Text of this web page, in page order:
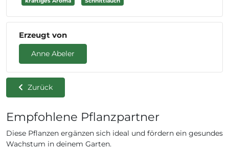
Erzeugt von
Anne Abeler
Zurück
Empfohlene Pflanzpartner
Diese Pflanzen ergänzen sich ideal und fördern ein gesundes
Wachstum in deinem Garten.